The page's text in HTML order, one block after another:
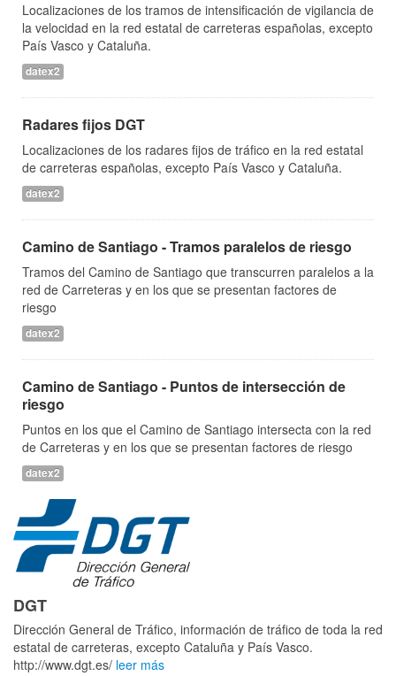
Localizaciones de los tramos de intensificación de vigilancia de
la velocidad en la red estatal de carreteras españolas, excepto
País Vasco y Cataluña.
datex2
Radares fijos DGT
Localizaciones de los radares fijos de tráfico en la red estatal
de carreteras españolas, excepto País Vasco y Cataluña.
datex2
Camino de Santiago - Tramos paralelos de riesgo
Tramos del Camino de Santiago que transcurren paralelos a la
red de Carreteras y en los que se presentan factores de
riesgo
datex2
Camino de Santiago - Puntos de intersección de
riesgo
Puntos en los que el Camino de Santiago intersecta con la red
de Carreteras y en los que se presentan factores de riesgo
datex2
DGT
Dirección General de Tráfico, información de tráfico de toda la red
estatal de carreteras, excepto Cataluña y País Vasco.
http://www.dgt.es/ leer más